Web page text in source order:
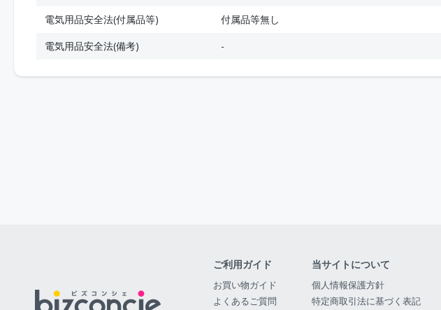
電気用品安全法(付属品等)
付属品等無し
電気用品安全法(備考)
-
ご利用ガイド
お買い物ガイド
よくあるご質問
当サイトについて
個人情報保護方針
特定商取引法に基づく表記